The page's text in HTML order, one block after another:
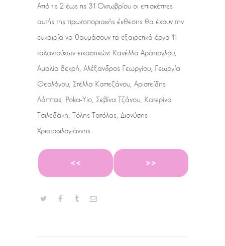
Από τις 2 έως τις 31 Οκτωβρίου οι επισκέπτες
αυτής της πρωτοποριακής έκθεσης θα έχουν την
ευκαιρία να θαυμάσουν τα εξαιρετικά έργα 11
ταλαντούχων εικαστικών: Κανέλλα Αράπογλου,
Αμαλία Βεκρή, Αλέξανδρος Γεωργίου, Γεωργία
Θεολόγου, Στέλλα Καπεζάνου, Aριστείδης
Λάππας, Poka-Yio, Σεβίνα Τζάνου, Kατερίνα
Τσιλεδάκη, Τόλης Τατόλας, Διονύσης
Χριστοφιλογιάννης
<< >>